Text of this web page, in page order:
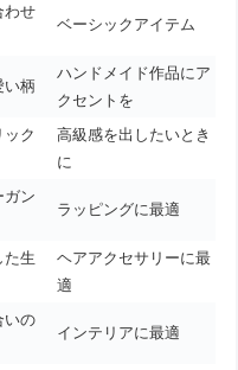
わせ
ベーシックアイテム
い柄
ハンドメイド作品にア
クセントを
ック
高級感を出したいとき
に
ガン
ラッピングに最適
た生
ヘアアクセサリーに最
適
いの
インテリアに最適